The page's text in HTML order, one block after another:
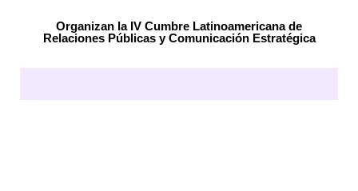
Organizan la IV Cumbre Latinoamericana de
Relaciones Públicas y Comunicación Estratégica